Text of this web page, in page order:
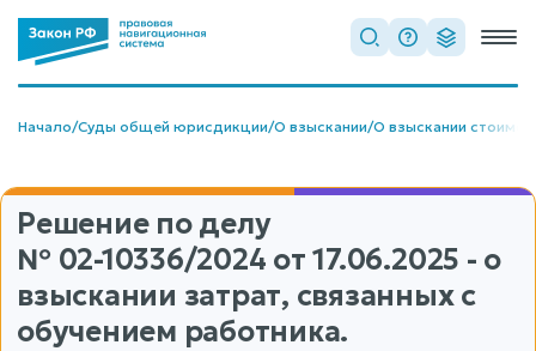
Начало/Суды общей юрисдикции/О взыскании/О взыскании
Решение по делу
№ 02-10336/2024 от 17.06.2025 - о
взыскании затрат, связанных с
обучением работника.